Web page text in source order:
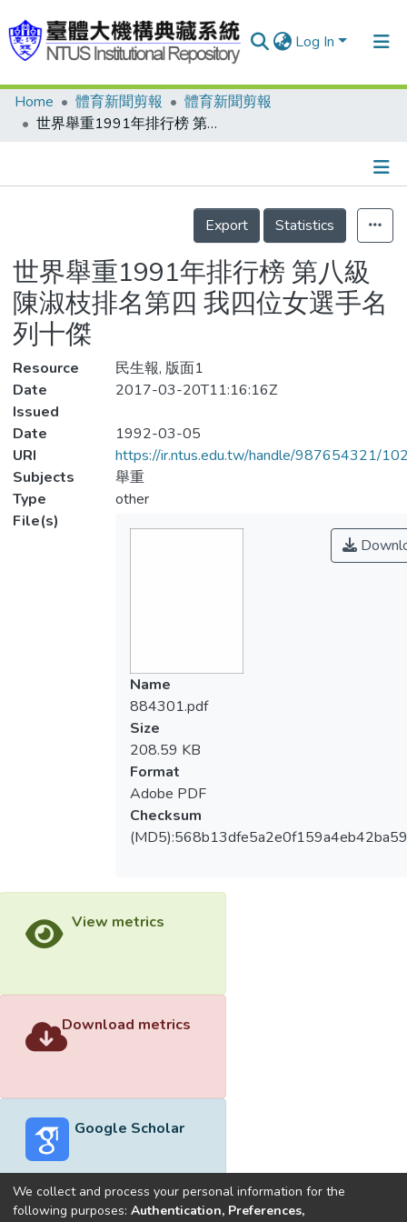
Log In
Communities & Collections
Statistics
Home 體育新聞剪報
體育新聞剪報
世界舉重1991年排行榜 第八級陳淑枝排名第四 我四位女選手名列十傑
Details
Export
Statistics
世界舉重1991年排行榜 第八級
陳淑枝排名第四 我四位女選手名
列十傑
Resource
民生報, 版面1
Date
Issued
2017-03-20T11:16:16Z
Date
1992-03-05
URI
https://ir.ntus.edu.tw/handle/987654321/
Subjects
舉重
Type
other
File(s)
Name
884301.pdf
Size
208.59 KB
Format
Adobe PDF
Checksum
View metrics
Download metrics
Google Scholar
We collect and process your personal information for the
following purposes: Authentication, Preferences,